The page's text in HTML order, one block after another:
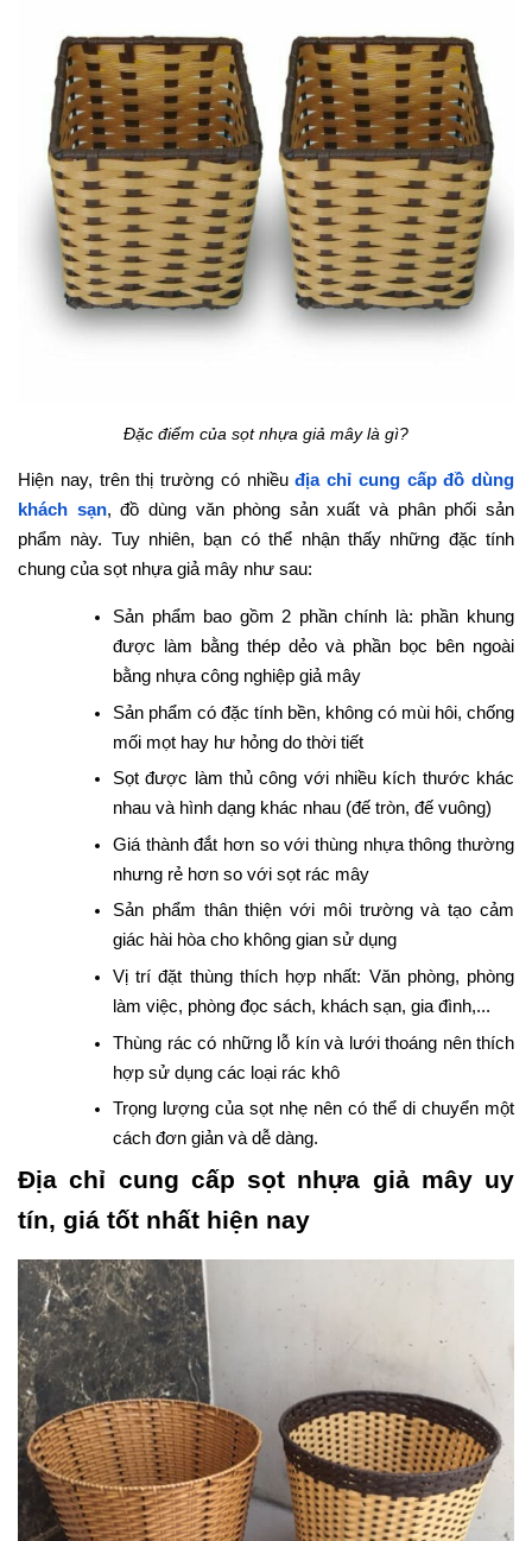
Đặc điểm của sọt nhựa giả mây là gì?
Hiện nay, trên thị trường có nhiềuđịa chỉ cung cấp đồ dùng
khách sạn, đồ dùng văn phòng sản xuất và phân phối sản
phẩm này. Tuy nhiên, bạn có thể nhận thấy những đặc tính
chung của sọt nhựa giả mây như sau:
Sản phẩm bao gồm 2 phần chính là: phần khung
được làm bằng thép dẻo và phần bọc bên ngoài
bằng nhựa công nghiệp giả mây
Sản phẩm có đặc tính bền, không có mùi hôi, chống
mối mọt hay hư hỏng do thời tiết
Sọt được làm thủ công với nhiều kích thước khác
nhau và hình dạng khác nhau (đế tròn, đế vuông)
Giá thành đắt hơn so với thùng nhựa thông thường
nhưng rẻ hơn so với sọt rác mây
Sản phẩm thân thiện với môi trường và tạo cảm
giác hài hòa cho không gian sử dụng
Vị trí đặt thùng thích hợp nhất: Văn phòng, phòng
làm việc, phòng đọc sách, khách sạn, gia đình,...
Thùng rác có những lỗ kín và lưới thoáng nên thích
hợp sử dụng các loại rác khô
Trọng lượng của sọt nhẹ nên có thể di chuyển một
cách đơn giản và dễ dàng.
Địa chỉ cung cấp sọt nhựa giả mây uy
tín, giá tốt nhất hiện nay